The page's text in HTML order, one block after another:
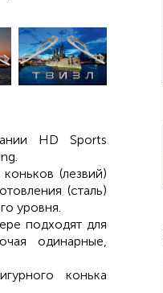
HD Sports
(лезвий)
(сталь)
уровня.
подходят для
одинарные,
конька